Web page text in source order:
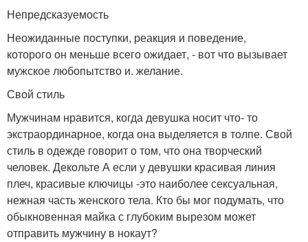
Непредсказуемость
Неожиданные поступки, реакция и поведение,
которого он меньше всего ожидает, - вот что вызывает
мужское любопытство и. желание.
Свой стиль
Мужчинам нравится, когда девушка носит что- то
экстраординарное, когда она выделяется в толпе. Свой
стиль в одежде говорит о том, что она творческий
человек. Декольте А если у девушки красивая линия
плеч, красивые ключицы -это наиболее сексуальная,
нежная часть женского тела. Кто бы мог подумать, что
обыкновенная майка с глубоким вырезом может
отправить мужчину в нокаут?